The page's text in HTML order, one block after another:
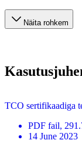
Näita rohkem
TCO sertifikaadiga
PDF fail,
14 June 2023